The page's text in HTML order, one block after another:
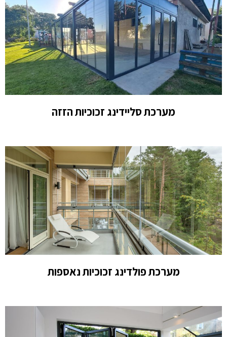
מערכת סליידינג זכוכיות הזזה
מערכת פולדינג זכוכיות נאספות